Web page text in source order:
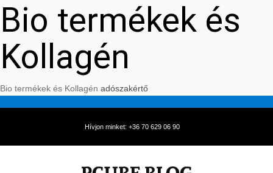
Bio termékek és
Kollagén
Bio termékek és Kollagén adószakértő
Hívjon minket: +36 70 629 06 90